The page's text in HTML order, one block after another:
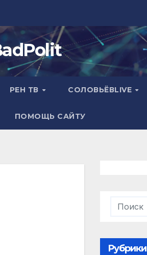
РЕН ТВ СОЛОВЬЁВLIVE
ПОМОЩЬ САЙТУ
Рубрики